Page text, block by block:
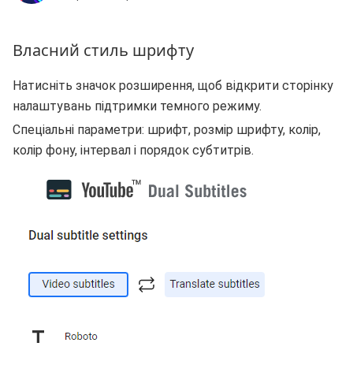
Власний стиль шрифту
Натисніть значок розширення, щоб відкрити сторінку
налаштувань підтримки темного режиму.
Спеціальні параметри: шрифт, розмір шрифту, колір,
колір фону, інтервал і порядок субтитрів.